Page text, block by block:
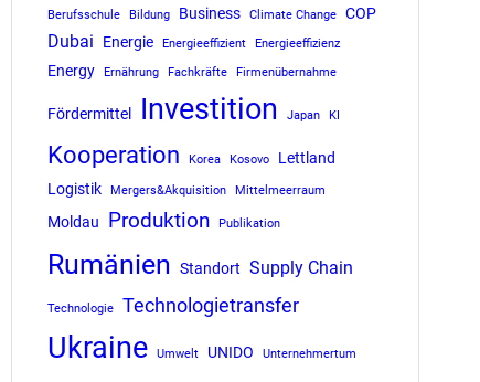
Berufsschule
Bildung Business Climate Change COP
Dubai Energie Energieeffizient Energieeffizienz
Energy Ernährung Fachkräfte Firmenübernahme
Fördermittel Investition Japan KI
Kooperation Korea Kosovo
Lettland
Logistik
Mergers&Akquisition Mittelmeerraum
Moldau Produktion Publikation
Rumänien Standort Supply Chain
Technologie Technologietransfer
Ukraine Umwelt UNIDO Unternehmertum